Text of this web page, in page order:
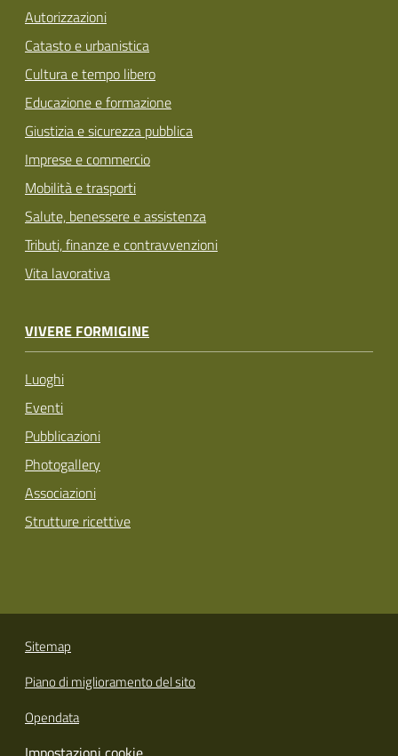
Autorizzazioni
Catasto e urbanistica
Cultura e tempo libero
Educazione e formazione
Giustizia e sicurezza pubblica
Imprese e commercio
Mobilità e trasporti
Salute, benessere e assistenza
Tributi, finanze e contravvenzioni
Vita lavorativa
VIVERE FORMIGINE
Luoghi
Eventi
Pubblicazioni
Photogallery
Associazioni
Strutture ricettive
Sitemap
Piano di miglioramento del sito
Opendata